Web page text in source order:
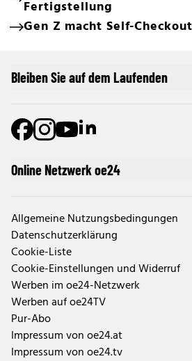
Fertigstellung
Gen Z macht Self-
Online Netzwerk oe24
Allgemeine Nutzungsbedingungen
Datenschutzerklärung
Cookie-Liste
Cookie-Einstellungen und Widerruf
Werben im oe24-Netzwerk
Werben auf oe24TV
Pur-Abo
Impressum von oe24.at
Impressum von oe24.tv
Bleiben Sie auf dem Laufenden